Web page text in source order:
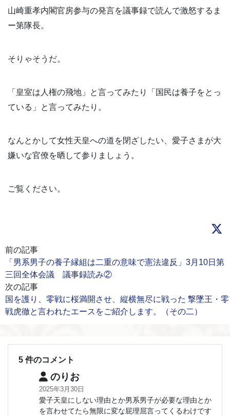
山崎重孝内閣官房参与の発言を議事録で読んで激怒するま
ー第隊長。
そりゃそうだ。
「皇室は人権の飛地」と言ってみたり「国民は養子をとっ
ている」と言ってみたり。
なんとかして女性天皇への道を閉ざしたい、愛子さまが大
嫌いな官僚を晒して参りましょう。
ご覧ください。
前の記事
「男系男子の養子縁組は二重の意味で憲法違反」3月10日第
三回全体会議 議事録読み②
次の記事
国を護り、零戦に桜満開させ、縦横無尽に戦った 撃墜王・零
戦虎徹と言われたエースをご紹介します。（その二）
5 件のコメント
のりお
2025年3月30日
愛子天皇にしない理由とか男系男子が必要な理由とか
を言わせてたら無限に変な屁理屈言ってくるわけです